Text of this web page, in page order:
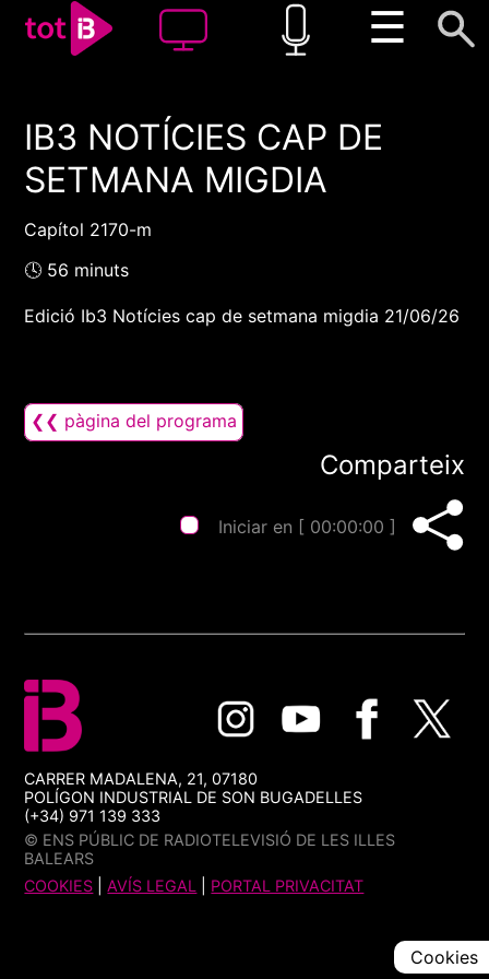
☰
00:00 00:00
1x
IB3 NOTÍCIES CAP DE
SETMANA MIGDIA
Capítol 2170-m
🕓 56 minuts
Edició Ib3 Notícies cap de setmana migdia 21/06/26
❮❮ pàgina del programa
Comparteix
Iniciar en [ 00:00:00 ]
CARRER MADALENA, 21, 07180
POLÍGON INDUSTRIAL DE SON BUGADELLES
(+34) 971 139 333
© ENS PÚBLIC DE RADIOTELEVISIÓ DE LES ILLES
BALEARS
COOKIES |AVÍS LEGAL PORTAL PRIVACITAT
Cookies